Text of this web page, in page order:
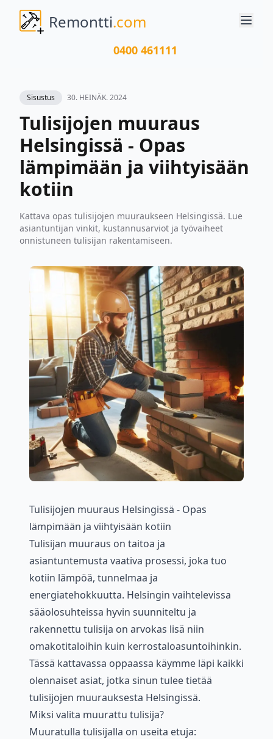
Remontti.com
0400 461111
Sisustus 30. HEINÄK. 2024
Tulisijojen muuraus
Helsingissä - Opas
lämpimään ja viihtyisään
kotiin
Kattava opas tulisijojen muuraukseen Helsingissä. Lue
asiantuntijan vinkit, kustannusarviot ja työvaiheet
onnistuneen tulisijan rakentamiseen.
Tulisijojen muuraus Helsingissä - Opas
lämpimään ja viihtyisään kotiin
Tulisijan muuraus on taitoa ja
asiantuntemusta vaativa prosessi, joka tuo
kotiin lämpöä, tunnelmaa ja
energiatehokkuutta. Helsingin vaihtelevissa
sääolosuhteissa hyvin suunniteltu ja
rakennettu tulisija on arvokas lisä niin
omakotitaloihin kuin kerrostaloasuntoihinkin.
Tässä kattavassa oppaassa käymme läpi kaikki
olennaiset asiat, jotka sinun tulee tietää
tulisijojen muurauksesta Helsingissä.
Miksi valita muurattu tulisija?
Muuratulla tulisijalla on useita etuja: